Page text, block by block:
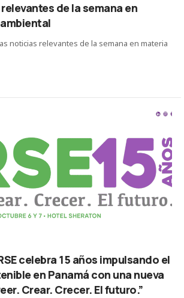
de la semana en
noticias relevantes de la semana en materia
celebra 15 años impulsando el
en Panamá con una nueva
Crear. Crecer. El futuro.”